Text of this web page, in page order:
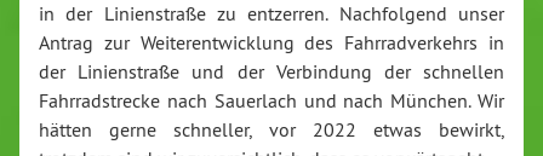
in der Linienstraße zu entzerren. Nachfolgend unser
Antrag zur Weiterentwicklung des Fahrradverkehrs in
der Linienstraße und der Verbindung der schnellen
Fahrradstrecke nach Sauerlach und nach München. Wir
hätten gerne schneller, vor 2022 etwas bewirkt,